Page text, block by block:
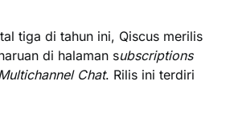
tiga di tahun ini, Qiscus merilis
di halaman subscriptions
Chat. Rilis ini terdiri